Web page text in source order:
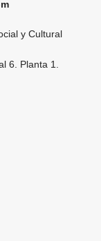
y Cultural
6. Planta 1.